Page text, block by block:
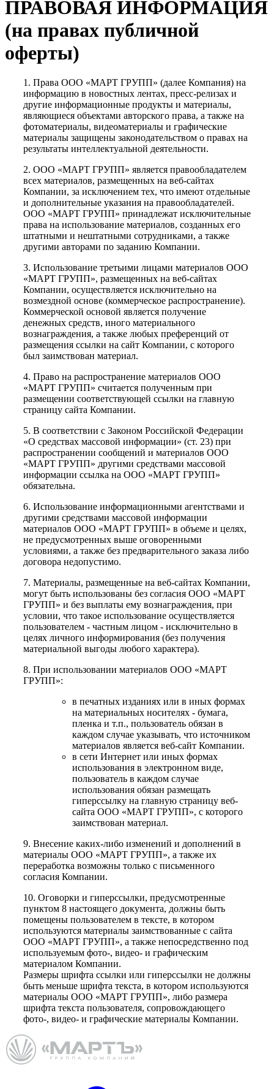
ПРАВОВАЯ ИНФОРМАЦИЯ
(на правах публичной
оферты)
1. Права ООО «МАРТ ГРУПП» (далее Компания) на
информацию в новостных лентах, пресс-релизах и
другие информационные продукты и материалы,
являющиеся объектами авторского права, а также на
фотоматериалы, видеоматериалы и графические
материалы защищены законодательством о правах на
результаты интеллектуальной деятельности.
2. ООО «МАРТ ГРУПП» является правообладателем
всех материалов, размещенных на веб-сайтах
Компании, за исключением тех, что имеют отдельные
и дополнительные указания на правообладателей.
ООО «МАРТ ГРУПП» принадлежат исключительные
права на использование материалов, созданных его
штатными и нештатными сотрудниками, а также
другими авторами по заданию Компании.
3. Использование третьими лицами материалов ООО
«МАРТ ГРУПП», размещенных на веб-сайтах
Компании, осуществляется исключительно на
возмездной основе (коммерческое распространение).
Коммерческой основой является получение
денежных средств, иного материального
вознаграждения, а также любых преференций от
размещения ссылки на сайт Компании, с которого
был заимствован материал.
4. Право на распространение материалов ООО
«МАРТ ГРУПП» считается полученным при
размещении соответствующей ссылки на главную
страницу сайта Компании.
5. В соответствии с Законом Российской Федерации
«О средствах массовой информации» (ст. 23) при
распространении сообщений и материалов ООО
«МАРТ ГРУПП» другими средствами массовой
информации ссылка на ООО «МАРТ ГРУПП»
обязательна.
6. Использование информационными агентствами и
другими средствами массовой информации
материалов ООО «МАРТ ГРУПП» в объеме и целях,
не предусмотренных выше оговоренными
условиями, а также без предварительного заказа либо
договора недопустимо.
7. Материалы, размещенные на веб-сайтах Компании,
могут быть использованы без согласия ООО «МАРТ
ГРУПП» и без выплаты ему вознаграждения, при
условии, что такое использование осуществляется
пользователем - частным лицом - исключительно в
целях личного информирования (без получения
материальной выгоды любого характера).
8. При использовании материалов ООО «МАРТ
ГРУПП»:
в печатных изданиях или в иных формах
на материальных носителях - бумага,
пленка и т.п., пользователь обязан в
каждом случае указывать, что источником
материалов является веб-сайт Компании.
в сети Интернет или иных формах
использования в электронном виде,
пользователь в каждом случае
использования обязан размещать
гиперссылку на главную страницу веб-
сайта ООО «МАРТ ГРУПП», с которого
заимствован материал.
9. Внесение каких-либо изменений и дополнений в
материалы ООО «МАРТ ГРУПП», а также их
переработка возможны только с письменного
согласия Компании.
10. Оговорки и гиперссылки, предусмотренные
пунктом 8 настоящего документа, должны быть
помещены пользователем в тексте, в котором
используются материалы заимствованные с сайта
ООО «МАРТ ГРУПП», а также непосредственно под
используемым фото-, видео- и графическим
материалом Компании.
Размеры шрифта ссылки или гиперссылки не должны
быть меньше шрифта текста, в котором используются
материалы ООО «МАРТ ГРУПП», либо размера
шрифта текста пользователя, сопровождающего
фото-, видео- и графические материалы Компании.